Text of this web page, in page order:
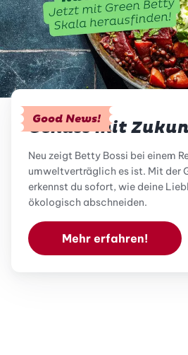
Good News!
Genuss mit
Neu zeigt Betty Bossi bei einem
umweltverträglich es ist. Mit der
erkennst du sofort, wie deine
ökologisch abschneiden.
Mehr erfahren!